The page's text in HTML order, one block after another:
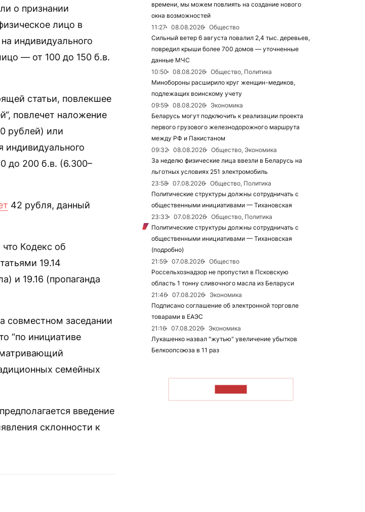
о признании
лицо в
индивидуального
— от 100 до 150 б.в.
статьи, повлекшее
повлечет наложение
рублей) или
до 200 б.в. (6.300–
42 рубля, данный
что Кодекс об
19.14
и 19.16 (пропаганда
совместном заседании
“по инициативе
семейных
введение
склонности к
времени, мы можем повлиять на создание нового
окна возможностей
11:27
08.08.2026
Общество
Сильный ветер 6 августа повалил 2,4 тыс. деревьев,
повредил крыши более 700 домов — уточненные
данные МЧС
10:50
08.08.2026
Общество, Политика
Минобороны расширило круг женщин-медиков,
подлежащих воинскому учету
09:59
08.08.2026
Экономика
Беларусь могут подключить к реализации проекта
первого грузового железнодорожного маршрута
между РФ и Пакистаном
09:32
08.08.2026
Общество, Экономика
За неделю физические лица ввезли в Беларусь на
льготных условиях 251 электромобиль
23:58
07.08.2026
Общество, Политика
Политические структуры должны сотрудничать с
общественными инициативами — Тихановская
23:33
07.08.2026
Общество, Политика
Политические структуры должны сотрудничать с
общественными инициативами — Тихановская
(подробно)
21:59
07.08.2026
Общество
Россельхознадзор не пропустил в Псковскую
область 1 тонну сливочного масла из Беларуси
21:46
07.08.2026
Экономика
Подписано соглашение об электронной торговле
товарами в ЕАЭС
21:16
07.08.2026
Экономика
Лукашенко назвал "жутью" увеличение убытков
Белкоопсоюза в 11 раз